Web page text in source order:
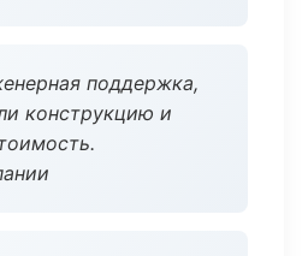
поддержка,
конструкцию и